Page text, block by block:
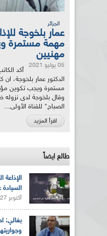
الجزائر
عمار بلخوجة
مهمة مستمرة
مهنيين
05 يوليو 2021
أكد
الدكتور عمار بلخوجة، ان
مستمرة ويجب تكوين
وقال بلخوجة لدى
الصباح" للقناة الأولى...
اقرأ المزيد
طالع ايضاً
السيادة
أكتوبر 27, 2021 |
بغالي: